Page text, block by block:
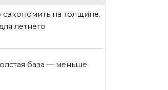
на толщине.
летнего
база — меньше